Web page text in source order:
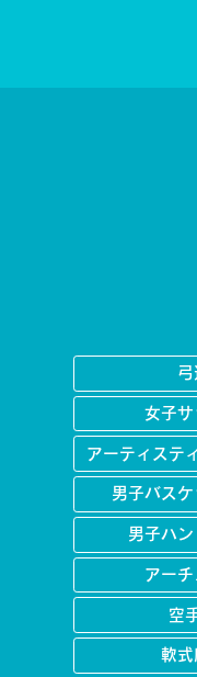
弓
女子サ
アーティステ
男子バス
男子ハ
アー
空
軟式